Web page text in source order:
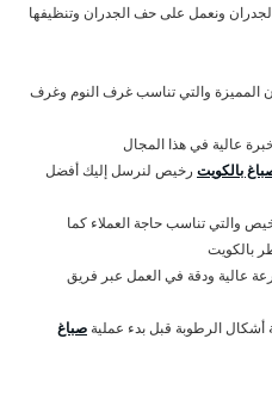
ونعمل على حف الجدران وتنظيفها
المميزة والتي تناسب غرف النوم وغرف
عالية في هذا المجال
بالكويت رخيص لنرسل إليك أفضل
والتي تناسب حاجة العملاء كما
بالكويت
عالية ودقة في العمل عبر فريق
أشكال الرطوبة قبل بدء عملية صباغ